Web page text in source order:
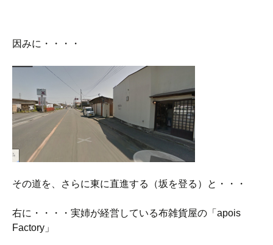
因みに・・・・
その道を、さらに東に直進する（坂を登る）と・・・
右に・・・・実姉が経営している布雑貨屋の「apois
Factory」